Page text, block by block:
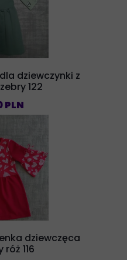
dziewczynki z
122
PLN
dziewczęca
116